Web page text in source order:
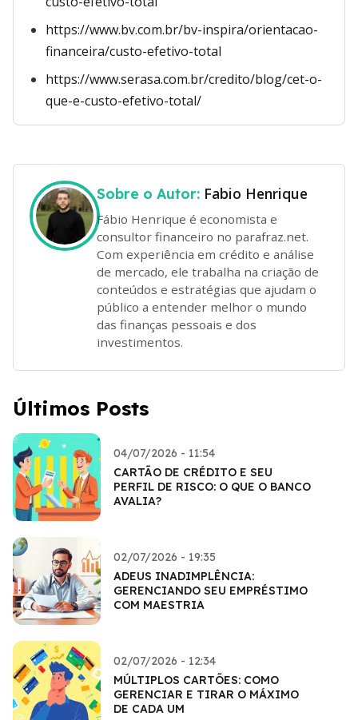
https://www.bv.com.br/bv-inspira/orientacao-
financeira/custo-efetivo-total
https://www.serasa.com.br/credito/blog/cet-o-
que-e-custo-efetivo-total/
Sobre o Autor: Fabio Henrique
Fábio Henrique é economista e
consultor financeiro no parafraz.net.
Com experiência em crédito e análise
de mercado, ele trabalha na criação de
conteúdos e estratégias que ajudam o
público a entender melhor o mundo
das finanças pessoais e dos
investimentos.
Últimos Posts
04/07/2026 - 11:54
CARTÃO DE CRÉDITO E SEU
PERFIL DE RISCO: O QUE O BANCO
AVALIA?
02/07/2026 - 19:35
ADEUS INADIMPLÊNCIA:
GERENCIANDO SEU EMPRÉSTIMO
COM MAESTRIA
02/07/2026 - 12:34
MÚLTIPLOS CARTÕES: COMO
GERENCIAR E TIRAR O MÁXIMO
DE CADA UM